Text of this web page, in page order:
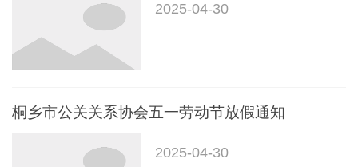
2025-04-30
桐乡市公关关系协会五一劳动节放假通知
2025-04-30